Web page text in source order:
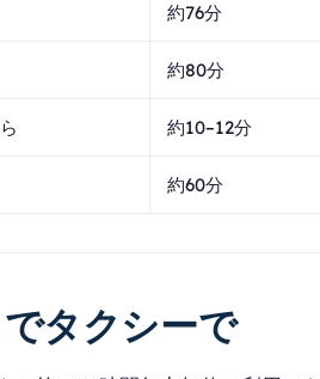
約76分
約80分
約10–12分
約60分
タクシーで